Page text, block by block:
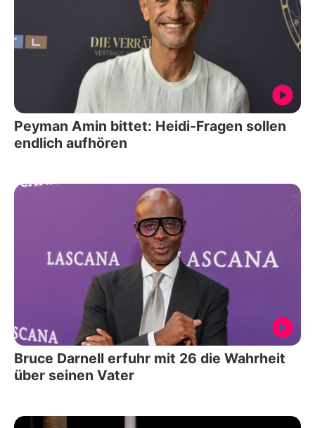
Peyman Amin bittet: Heidi-Fragen sollen
endlich aufhören
Bruce Darnell erfuhr mit 26 die Wahrheit
über seinen Vater